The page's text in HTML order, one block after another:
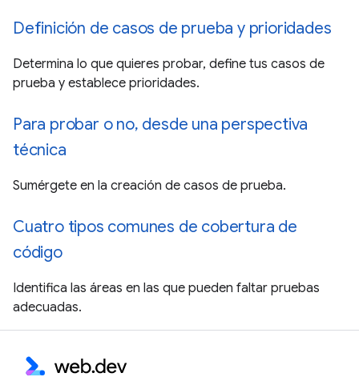
Definición de casos de prueba y prioridades
Determina lo que quieres probar, define tus casos de
prueba y establece prioridades.
Para probar o no, desde una perspectiva
técnica
Sumérgete en la creación de casos de prueba.
Cuatro tipos comunes de cobertura de
código
Identifica las áreas en las que pueden faltar pruebas
adecuadas.